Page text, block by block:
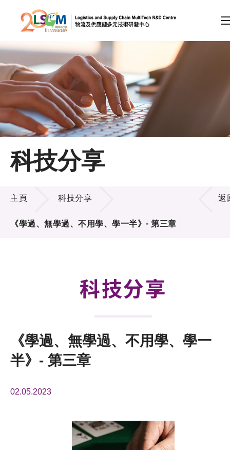
跳到內容（按回車鍵）
會員登入
A EN 繁 简
主頁
關於LSCM
技術商品化
項目及資助計劃
科技分享
科技分享
主頁 科技分享
《學過、無學過、不用學、學一半》- 第三章
返
科技分享
《學過、無學過、不用學、學一
半》- 第三章
02.05.2023